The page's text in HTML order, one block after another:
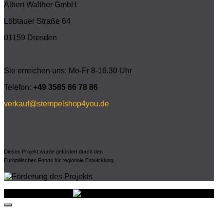
Albert Walther GmbH
Löbtauer Straße 64
01159 Dresden
Sie erreichen uns: Mo-Fr 8-16.30 Uhr
Telefon: +49 3585 86 78 86
verkauf@stempelshop4you.de
Dieses Projekt wurde gefördert durch den
Europäischen Fonds für regionale Entwicklung.